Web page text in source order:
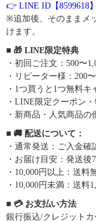
👉 LINE ID【8599618】
※追加後、そのままメ
けます。
■ 🎁 LINE限定特典
・初回ご注文：500〜
・リピーター様：200〜
・1つ買うと1つ無料キ
・LINE限定クーポン
・新商品・人気商品の
■ 🚚 配送について：
・通常発送：ご入金確
・お届け目安：発送後
・10,000円以上：送料
・10,000円未満：送料
■ 💳 お支払い方法
銀行振込/クレジットカ